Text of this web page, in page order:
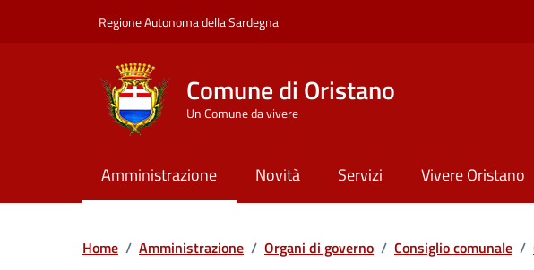
Regione Autonoma della Sardegna
Comune di Oristano
Un Comune da vivere
Amministrazione Novità Servizi Vivere Oristano
Home / Amministrazione / Organi di governo / Consiglio comunale /